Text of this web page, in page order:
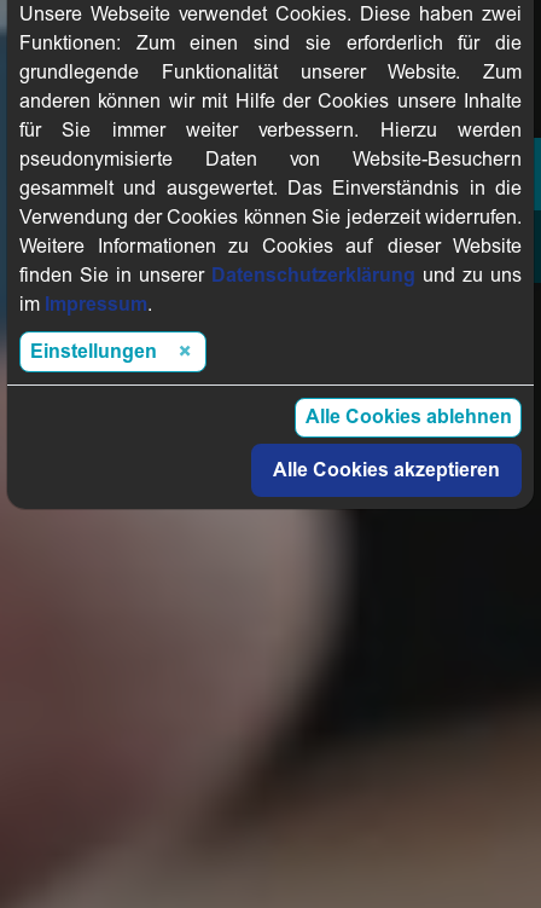
Unsere Webseite verwendet Cookies. Diese haben zwei
Funktionen: Zum einen sind sie erforderlich für die
grundlegende Funktionalität unserer Website. Zum
anderen können wir mit Hilfe der Cookies unsere Inhalte
für Sie immer weiter verbessern. Hierzu werden
pseudonymisierte Daten von Website-Besuchern
gesammelt und ausgewertet. Das Einverständnis in die
Verwendung der Cookies können Sie jederzeit widerrufen.
Weitere Informationen zu Cookies auf dieser Website
finden Sie in unserer Datenschutzerklärung und zu uns
im Impressum.
Einstellungen
Alle Cookies ablehnen
Alle Cookies akzeptieren